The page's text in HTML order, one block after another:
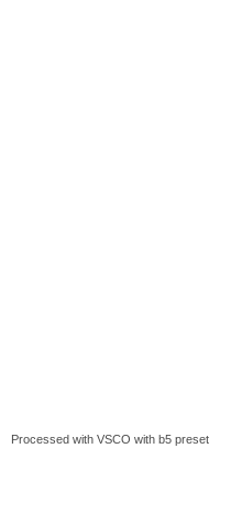
Processed with VSCO with b5 preset